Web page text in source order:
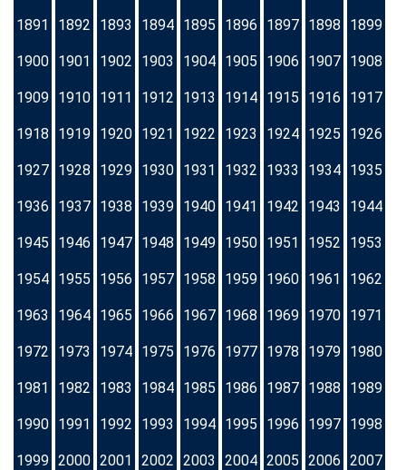
1891 1892 1893 1894 1895 1896 1897 1898 1899
1900 1901 1902 1903 1904 1905 1906 1907 1908
1909 1910 1911 1912 1913 1914 1915 1916 1917
1918 1919 1920 1921 1922 1923 1924 1925 1926
1927 1928 1929 1930 1931 1932 1933 1934 1935
1936 1937 1938 1939 1940 1941 1942 1943 1944
1945 1946 1947 1948 1949 1950 1951 1952 1953
1954 1955 1956 1957 1958 1959 1960 1961 1962
1963 1964 1965 1966 1967 1968 1969 1970 1971
1972 1973 1974 1975 1976 1977 1978 1979 1980
1981 1982 1983 1984 1985 1986 1987 1988 1989
1990 1991 1992 1993 1994 1995 1996 1997 1998
1999 2000 2001 2002 2003 2004 2005 2006 2007